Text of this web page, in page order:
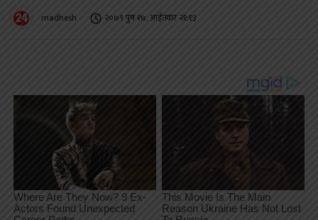
madhesh २०७९ पुष १७, आईतवार २१:१३